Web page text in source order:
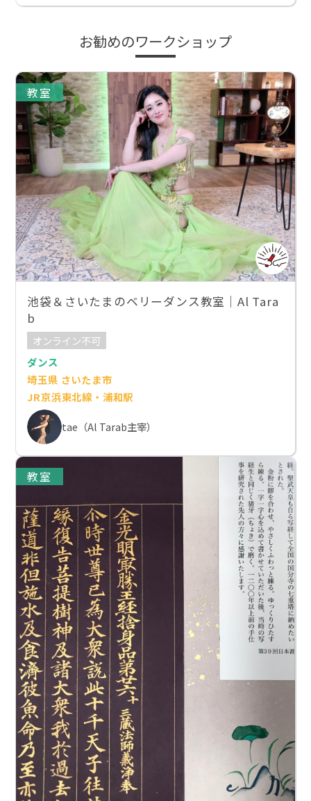
お勧めのワークショップ
教室
池袋＆さいたまのベリーダンス教室｜Al Tara
b
オンライン不可
ダンス
埼玉県 さいたま市
JR京浜東北線・浦和駅
tae（Al Tarab主宰）
教室